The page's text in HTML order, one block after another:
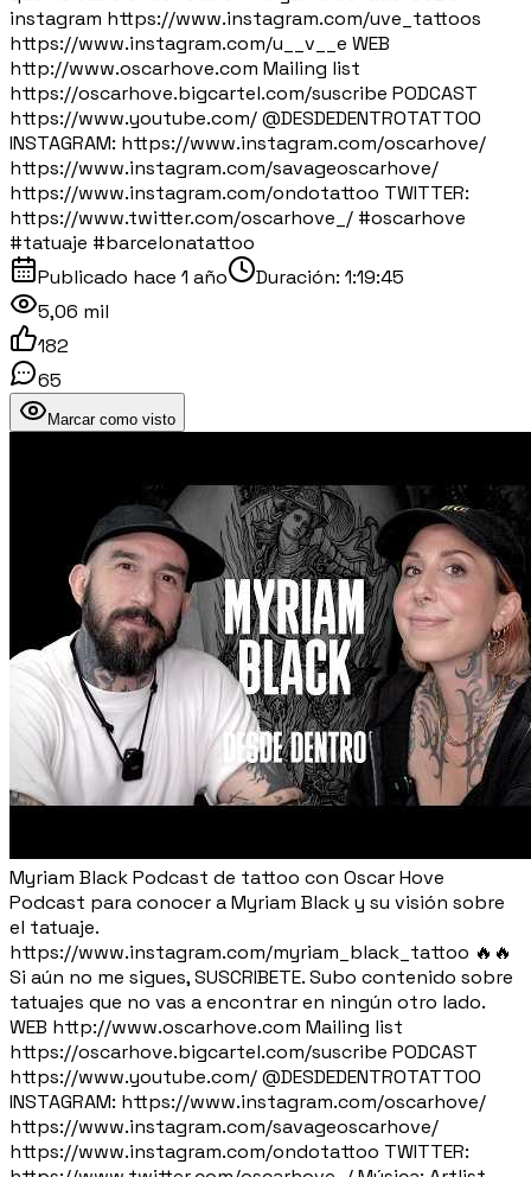
instagram https://www.instagram.com/uve_tattoos
https://www.instagram.com/u__v__e WEB
http://www.oscarhove.com Mailing list
https://oscarhove.bigcartel.com/suscribe PODCAST
https://www.youtube.com/ ⁨@DESDEDENTROTATTOO⁩
INSTAGRAM: https://www.instagram.com/oscarhove/
https://www.instagram.com/savageoscarhove/
https://www.instagram.com/ondotattoo TWITTER:
https://www.twitter.com/oscarhove_/ #oscarhove
#tatuaje #barcelonatattoo
Publicado hace 1 año Duración: 1:19:45
5,06 mil
182
65
Marcar como visto
Myriam Black Podcast de tattoo con Oscar Hove
Podcast para conocer a Myriam Black y su visión sobre
el tatuaje.
https://www.instagram.com/myriam_black_tattoo 🔥🔥
Si aún no me sigues, SUSCRIBETE. Subo contenido sobre
tatuajes que no vas a encontrar en ningún otro lado.
WEB http://www.oscarhove.com Mailing list
https://oscarhove.bigcartel.com/suscribe PODCAST
https://www.youtube.com/ ⁨@DESDEDENTROTATTOO⁩
INSTAGRAM: https://www.instagram.com/oscarhove/
https://www.instagram.com/savageoscarhove/
https://www.instagram.com/ondotattoo TWITTER: